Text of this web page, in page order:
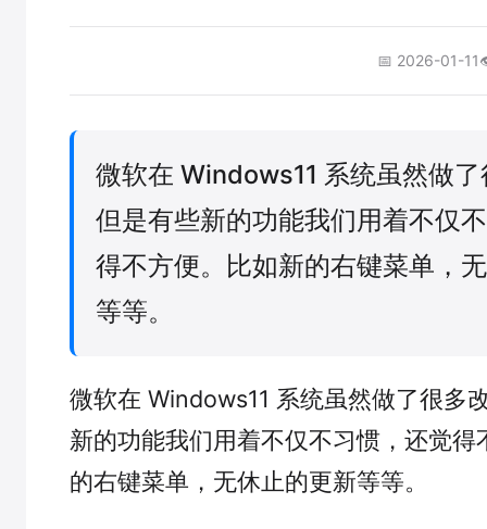
📅 2026-01-11
微软在 Windows11 系统虽然做
但是有些新的功能我们用着不仅
得不方便。比如新的右键菜单，
等等。
微软在 Windows11 系统虽然做了很多
新的功能我们用着不仅不习惯，还觉得
的右键菜单，无休止的更新等等。